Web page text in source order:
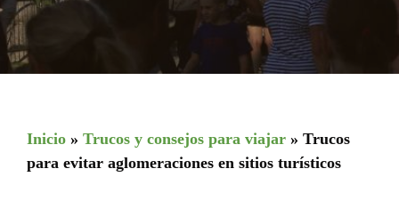
Inicio » Trucos y consejos para viajar » Trucos
para evitar aglomeraciones en sitios turísticos